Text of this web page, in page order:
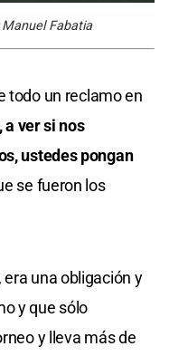
Fabatia
todo un reclamo en
a ver si nos
ustedes pongan
se fueron los
, era una obligación y
y que sólo
y lleva más de